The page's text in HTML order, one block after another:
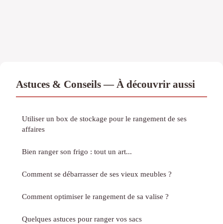
Astuces & Conseils — À découvrir aussi
Utiliser un box de stockage pour le rangement de ses
affaires
Bien ranger son frigo : tout un art...
Comment se débarrasser de ses vieux meubles ?
Comment optimiser le rangement de sa valise ?
Quelques astuces pour ranger vos sacs